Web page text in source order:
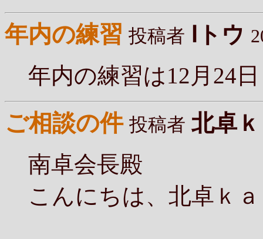
年内の練習 投稿者 Ⅰトウ
年内の練習は12月24
ご相談の件 投稿者 北卓
南卓会長殿
こんにちは、北卓ｋ